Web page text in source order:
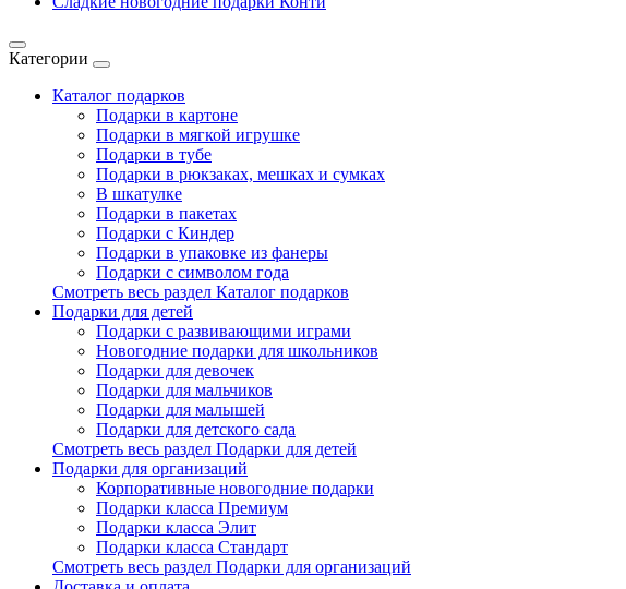
Категории
Каталог подарков
Подарки в картоне
Подарки в мягкой игрушке
Подарки в тубе
Подарки в рюкзаках, мешках и сумках
В шкатулке
Подарки в пакетах
Подарки с Киндер
Подарки в упаковке из фанеры
Подарки с символом года
Смотреть весь раздел Каталог подарков
Подарки для детей
Подарки с развивающими играми
Новогодние подарки для школьников
Подарки для девочек
Подарки для мальчиков
Подарки для малышей
Подарки для детского сада
Смотреть весь раздел Подарки для детей
Подарки для организаций
Корпоративные новогодние подарки
Подарки класса Премиум
Подарки класса Элит
Подарки класса Стандарт
Смотреть весь раздел Подарки для организаций